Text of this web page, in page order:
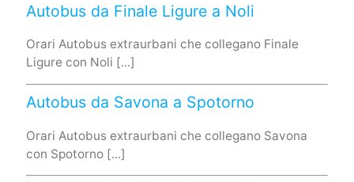
Autobus da Finale Ligure a Noli
Orari Autobus extraurbani che collegano Finale
Ligure con Noli [...]
Autobus da Savona a Spotorno
Orari Autobus extraurbani che collegano Savona
con Spotorno [...]